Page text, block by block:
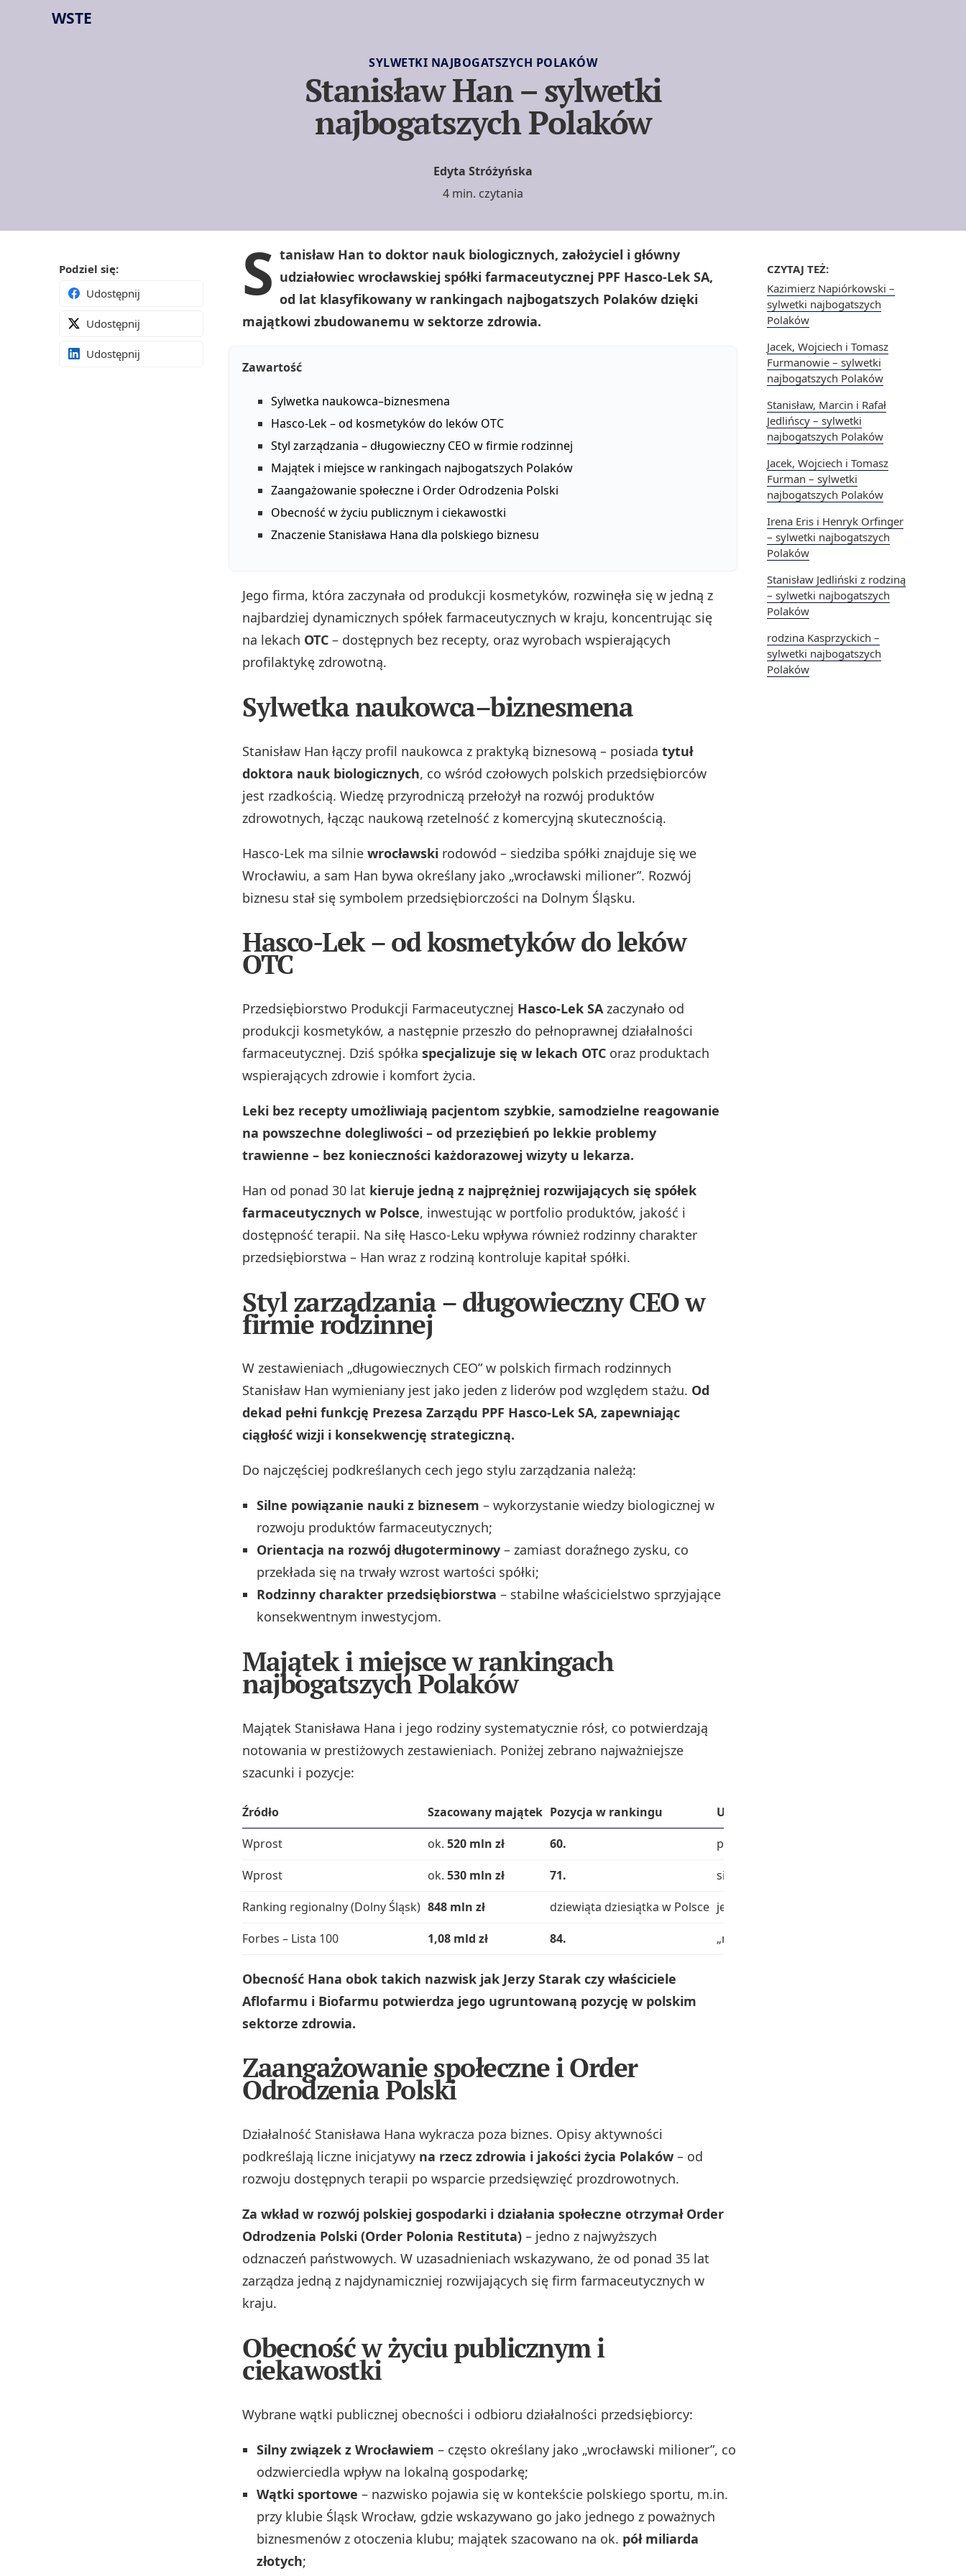
WSTE
SYLWETKI NAJBOGATSZYCH POLAKÓW
Stanisław Han – sylwetki
najbogatszych Polaków
Edyta Stróżyńska
4 min. czytania
CZYTAJ TEŻ:
Kazimierz Napiórkowski –
sylwetki najbogatszych
Polaków
Jacek, Wojciech i Tomasz
Furmanowie – sylwetki
najbogatszych Polaków
Stanisław, Marcin i Rafał
Jedlińscy – sylwetki
najbogatszych Polaków
Jacek, Wojciech i Tomasz
Furman – sylwetki
najbogatszych Polaków
Irena Eris i Henryk Orfinger
– sylwetki najbogatszych
Polaków
Stanisław Jedliński z rodziną
– sylwetki najbogatszych
Polaków
rodzina Kasprzyckich –
sylwetki najbogatszych
Polaków
Podziel się:
Udostępnij
Udostępnij
Udostępnij
S tanisław Han to doktor nauk biologicznych, założyciel i główny
udziałowiec wrocławskiej spółki farmaceutycznej PPF Hasco-Lek SA,
od lat klasyfikowany w rankingach najbogatszych Polaków dzięki
majątkowi zbudowanemu w sektorze zdrowia.
Zawartość
Sylwetka naukowca–biznesmena
Hasco-Lek – od kosmetyków do leków OTC
Styl zarządzania – długowieczny CEO w firmie rodzinnej
Majątek i miejsce w rankingach najbogatszych Polaków
Zaangażowanie społeczne i Order Odrodzenia Polski
Obecność w życiu publicznym i ciekawostki
Znaczenie Stanisława Hana dla polskiego biznesu
Jego firma, która zaczynała od produkcji kosmetyków, rozwinęła się w jedną z
najbardziej dynamicznych spółek farmaceutycznych w kraju, koncentrując się
na lekach OTC – dostępnych bez recepty, oraz wyrobach wspierających
profilaktykę zdrowotną.
Sylwetka naukowca–biznesmena
Stanisław Han łączy profil naukowca z praktyką biznesową – posiada tytuł
doktora nauk biologicznych, co wśród czołowych polskich przedsiębiorców
jest rzadkością. Wiedzę przyrodniczą przełożył na rozwój produktów
zdrowotnych, łącząc naukową rzetelność z komercyjną skutecznością.
Hasco-Lek ma silnie wrocławski rodowód – siedziba spółki znajduje się we
Wrocławiu, a sam Han bywa określany jako „wrocławski milioner”. Rozwój
biznesu stał się symbolem przedsiębiorczości na Dolnym Śląsku.
Hasco-Lek – od kosmetyków do leków
OTC
Przedsiębiorstwo Produkcji Farmaceutycznej Hasco-Lek SAzaczynało od
produkcji kosmetyków, a następnie przeszło do pełnoprawnej działalności
farmaceutycznej. Dziś spółka specjalizuje się w lekach OTC oraz produktach
wspierających zdrowie i komfort życia.
Leki bez recepty umożliwiają pacjentom szybkie, samodzielne reagowanie
na powszechne dolegliwości – od przeziębień po lekkie problemy
trawienne – bez konieczności każdorazowej wizyty u lekarza.
Han od ponad 30 lat kieruje jedną z najprężniej rozwijających się spółek
farmaceutycznych w Polsce, inwestując w portfolio produktów, jakość i
dostępność terapii. Na siłę Hasco-Leku wpływa również rodzinny charakter
przedsiębiorstwa – Han wraz z rodziną kontroluje kapitał spółki.
Styl zarządzania – długowieczny CEO w
firmie rodzinnej
W zestawieniach „długowiecznych CEO” w polskich firmach rodzinnych
Stanisław Han wymieniany jest jako jeden z liderów pod względem stażu. Od
dekad pełni funkcję Prezesa Zarządu PPF Hasco-Lek SA, zapewniając
ciągłość wizji i konsekwencję strategiczną.
Do najczęściej podkreślanych cech jego stylu zarządzania należą:
Silne powiązanie nauki z biznesem – wykorzystanie wiedzy biologicznej w
rozwoju produktów farmaceutycznych;
Orientacja na rozwój długoterminowy – zamiast doraźnego zysku, co
przekłada się na trwały wzrost wartości spółki;
Rodzinny charakter przedsiębiorstwa – stabilne właścicielstwo sprzyjające
konsekwentnym inwestycjom.
Majątek i miejsce w rankingach
najbogatszych Polaków
Majątek Stanisława Hana i jego rodziny systematycznie rósł, co potwierdzają
notowania w prestiżowych zestawieniach. Poniżej zebrano najważniejsze
szacunki i pozycje:
Źródło Szacowany majątek Pozycja w rankingu
Uwagi
Wprost
ok. 520 mln zł 60.
podkreślono rolę twórcy i głównego
Wprost
ok. 530 mln zł 71.
siedziba firmy we Wrocławiu
Ranking regionalny (Dolny Śląsk) 848 mln zł dziewiąta dziesiątka w Polsce jeden z najbogatszych mieszkańców regionu
Forbes – Lista 100
1,08 mld zł 84. „nowe nazwisko na liście”; doktor nauk
Obecność Hana obok takich nazwisk jak Jerzy Starak czy właściciele
Aflofarmu i Biofarmu potwierdza jego ugruntowaną pozycję w polskim
sektorze zdrowia.
Zaangażowanie społeczne i Order
Odrodzenia Polski
Działalność Stanisława Hana wykracza poza biznes. Opisy aktywności
podkreślają liczne inicjatywy na rzecz zdrowia i jakości życia Polaków – od
rozwoju dostępnych terapii po wsparcie przedsięwzięć prozdrowotnych.
Za wkład w rozwój polskiej gospodarki i działania społeczne otrzymał Order
Odrodzenia Polski (Order Polonia Restituta) – jedno z najwyższych
odznaczeń państwowych. W uzasadnieniach wskazywano, że od ponad 35 lat
zarządza jedną z najdynamiczniej rozwijających się firm farmaceutycznych w
kraju.
Obecność w życiu publicznym i
ciekawostki
Wybrane wątki publicznej obecności i odbioru działalności przedsiębiorcy:
Silny związek z Wrocławiem – często określany jako „wrocławski milioner”, co
odzwierciedla wpływ na lokalną gospodarkę;
Wątki sportowe – nazwisko pojawia się w kontekście polskiego sportu, m.in.
przy klubie Śląsk Wrocław, gdzie wskazywano go jako jednego z poważnych
biznesmenów z otoczenia klubu; majątek szacowano na ok. pół miliarda
złotych;